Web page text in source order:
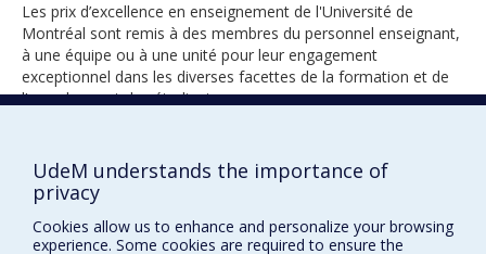
Les prix d’excellence en enseignement de l'Université de
Montréal sont remis à des membres du personnel enseignant,
à une équipe ou à une unité pour leur engagement
exceptionnel dans les diverses facettes de la formation et de
l’encadrement des étudiants.
UdeM understands the importance of
privacy
Cookies allow us to enhance and personalize your browsing
experience. Some cookies are required to ensure the